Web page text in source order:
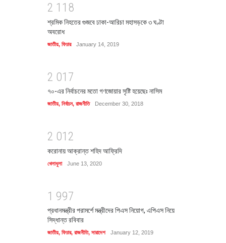
2 1 1 8
শ্রমিক নিহতের গুজবে ঢাকা-আরিচা মহাসড়কে ৩ ঘণ্টা
অবরোধ
জাতীয়, ফিচার January 14, 2019
2 01 7
৭০-এর নির্বাচনের মতো গণজোয়ার সৃষ্টি হয়েছেঃ নাসিম
জাতীয়, নির্বাচন, রাজনীতি December 30, 2018
2 01 2
করোনায় আক্রান্ত শহিদ আফ্রিদি
খেলাধুলা June 13, 2020
1 997
প্রধানমন্ত্রীর পরামর্শে মন্ত্রীদের পিএস নিয়োগ, এপিএস নিয়ে
সিদ্ধান্ত রবিবার
জাতীয়, ফিচার, রাজনীতি, সারাদেশ January 12, 2019